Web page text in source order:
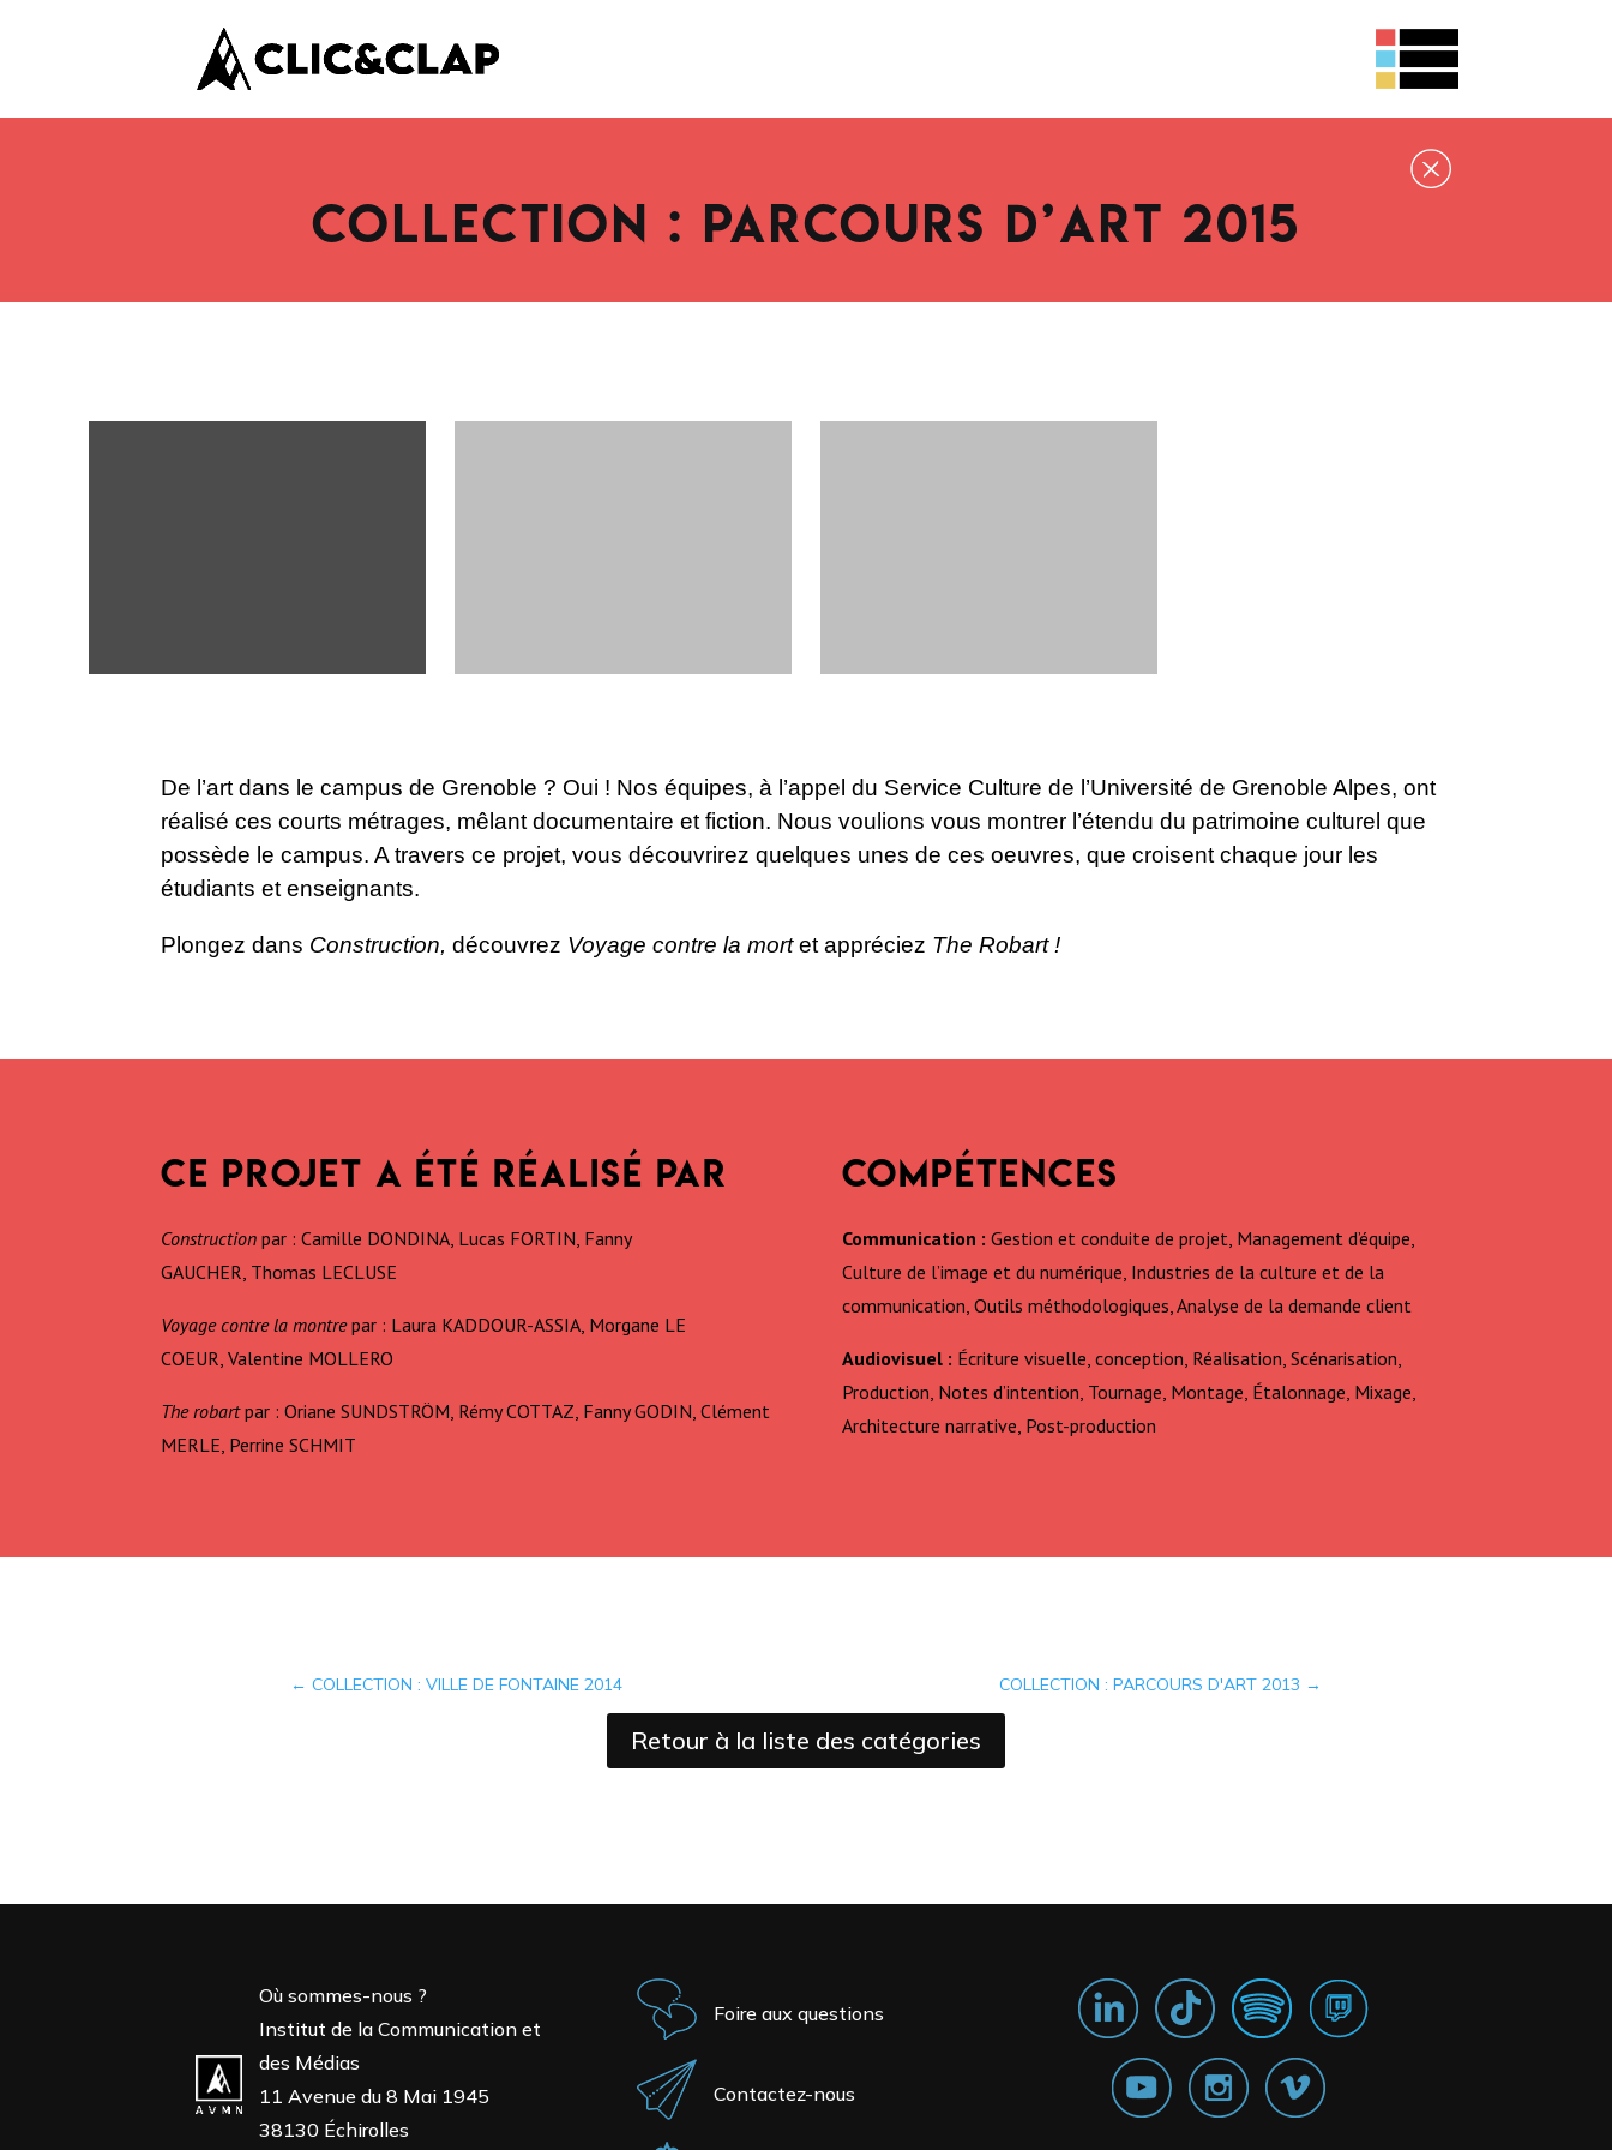
COLLECTION : PARCOURS D’ART 2015
De l’art dans le campus de Grenoble ? Oui ! Nos équipes, à l’appel du Service Culture de l’Université de Grenoble Alpes, ont
réalisé ces courts métrages, mêlant documentaire et fiction. Nous voulions vous montrer l’étendu du patrimoine culturel que
possède le campus. A travers ce projet, vous découvrirez quelques unes de ces oeuvres, que croisent chaque jour les
étudiants et enseignants.
Plongez dans Construction,découvrez Voyage contre la mortet appréciez The Robart !
CE PROJET A ÉTÉ RÉALISÉ PAR
Construction par :Camille DONDINA, Lucas FORTIN, Fanny
GAUCHER, Thomas LECLUSE
Voyage contre la montrepar : Laura KADDOUR-ASSIA, Morgane LE
COEUR, Valentine MOLLERO
The robartpar :Oriane SUNDSTRÖM, Rémy COTTAZ, Fanny GODIN, Clément
MERLE, Perrine SCHMIT
COMPÉTENCES
Communication : Gestion et conduite de projet, Management d’équipe,
Culture de l’image et du numérique, Industries de la culture et de la
communication, Outils méthodologiques, Analyse de la demande client
Audiovisuel : Écriture visuelle, conception, Réalisation, Scénarisation,
Production, Notes d’intention, Tournage, Montage, Étalonnage, Mixage,
Architecture narrative, Post-production
← COLLECTION : VILLE DE FONTAINE 2014 COLLECTION : PARCOURS D'ART 2013 →
Retour à la liste des catégories
Où sommes-nous ?
Institut de la Communication et
des Médias
11 Avenue du 8 Mai 1945
38130 Échirolles
Foire aux questions
Contactez-nous